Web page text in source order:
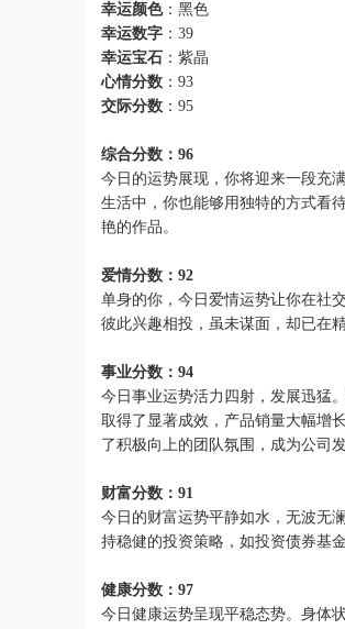
幸运颜色：黑色
幸运数字 ：39
幸运宝石 ：紫晶
心情分数 ：93
交际分数 ：95
综合分数：96
今日的运势展现，你将迎来一段充
生活中，你也能够用独特的方式看
艳的作品。
爱情分数：92
单身的你，今日爱情运势让你在社
彼此兴趣相投，虽未谋面，却已在
事业分数：94
今日事业运势活力四射，发展迅猛
取得了显著成效，产品销量大幅增
了积极向上的团队氛围，成为公司
财富分数：91
今日的财富运势平静如水，无波无
持稳健的投资策略，如投资债券基
健康分数：97
今日健康运势呈现平稳态势。身体